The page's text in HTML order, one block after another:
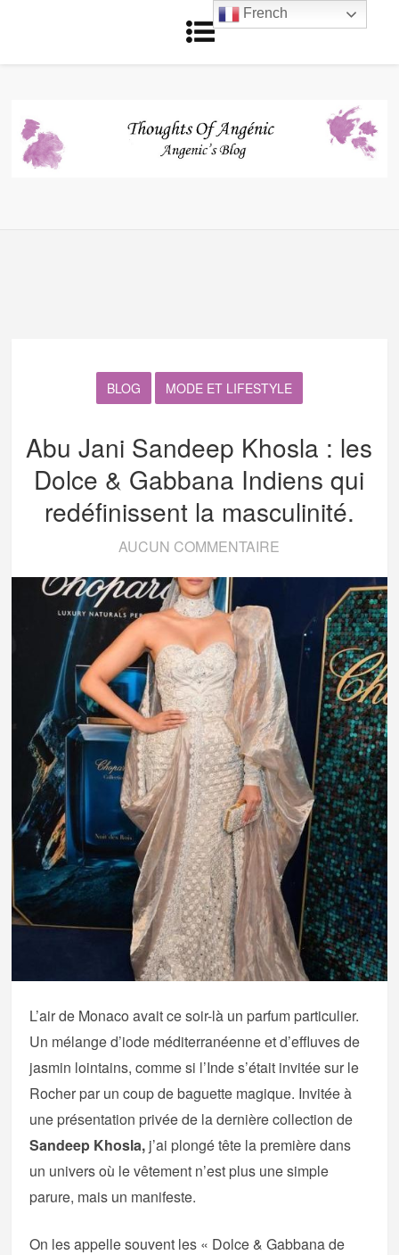
BLOG MODE ET LIFESTYLE
Abu Jani Sandeep Khosla : les
Dolce & Gabbana Indiens qui
redéfinissent la masculinité.
AUCUN COMMENTAIRE
L’air de Monaco avait ce soir-là un parfum particulier.
Un mélange d’iode méditerranéenne et d’effluves de
jasmin lointains, comme si l’Inde s’était invitée sur le
Rocher par un coup de baguette magique. Invitée à
une présentation privée de la dernière collection de
Sandeep Khosla, j’ai plongé tête la première dans
un univers où le vêtement n’est plus une simple
parure, mais un manifeste.
On les appelle souvent les « Dolce & Gabbana de
French